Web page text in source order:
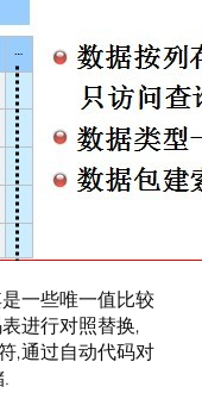
一些唯一值比较
进行对照替换,
,通过自动代码对